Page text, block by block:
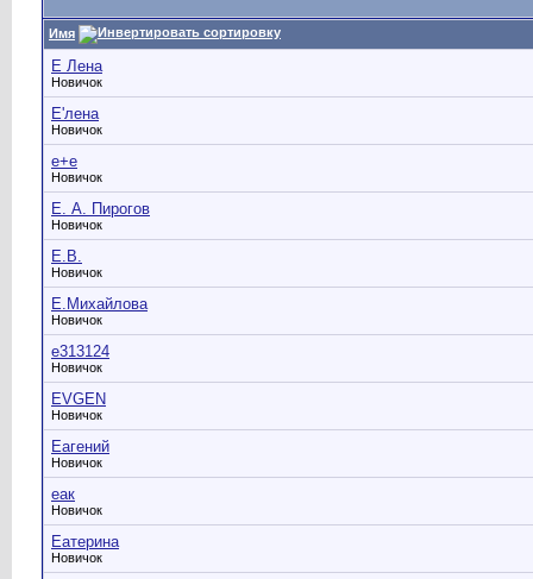
Имя
Е Лена
Новичок
Е'лена
Новичок
е+е
Новичок
Е. А. Пирогов
Новичок
Е.В.
Новичок
Е.Михайлова
Новичок
е313124
Новичок
ЕVGEN
Новичок
Еагений
Новичок
еак
Новичок
Еатерина
Новичок